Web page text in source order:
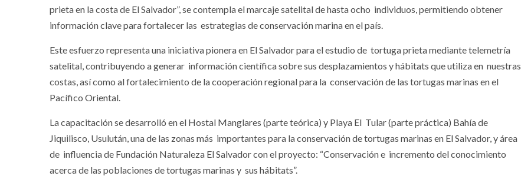
prieta en la costa de El Salvador”, se contempla el marcaje satelital de hasta ocho individuos, permitiendo obtener
información clave para fortalecer las estrategias de conservación marina en el país.
Este esfuerzo representa una iniciativa pionera en El Salvador para el estudio de tortuga prieta mediante telemetría
satelital, contribuyendo a generar información científica sobre sus desplazamientos y hábitats que utiliza en nuestras
costas, así como al fortalecimiento de la cooperación regional para la conservación de las tortugas marinas en el
Pacífico Oriental.
La capacitación se desarrolló en el Hostal Manglares (parte teórica) y Playa El Tular (parte práctica) Bahía de
Jiquilisco, Usulután, una de las zonas más importantes para la conservación de tortugas marinas en El Salvador, y área
de influencia de Fundación Naturaleza El Salvador con el proyecto: “Conservación e incremento del conocimiento
acerca de las poblaciones de tortugas marinas y sus hábitats”.